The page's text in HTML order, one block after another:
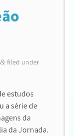
&filed under
estudos
a série de
da
da Jornada.